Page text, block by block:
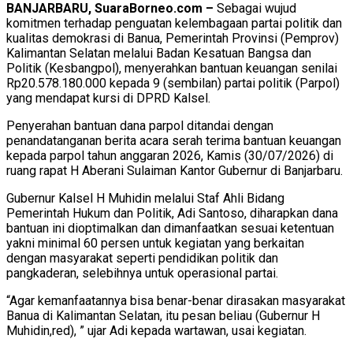
BANJARBARU, SuaraBorneo.com – Sebagai wujud
komitmen terhadap penguatan kelembagaan partai politik dan
kualitas demokrasi di Banua, Pemerintah Provinsi (Pemprov)
Kalimantan Selatan melalui Badan Kesatuan Bangsa dan
Politik (Kesbangpol), menyerahkan bantuan keuangan senilai
Rp20.578.180.000 kepada 9 (sembilan) partai politik (Parpol)
yang mendapat kursi di DPRD Kalsel.
Penyerahan bantuan dana parpol ditandai dengan
penandatanganan berita acara serah terima bantuan keuangan
kepada parpol tahun anggaran 2026, Kamis (30/07/2026) di
ruang rapat H Aberani Sulaiman Kantor Gubernur di Banjarbaru.
Gubernur Kalsel H Muhidin melalui Staf Ahli Bidang
Pemerintah Hukum dan Politik, Adi Santoso, diharapkan dana
bantuan ini dioptimalkan dan dimanfaatkan sesuai ketentuan
yakni minimal 60 persen untuk kegiatan yang berkaitan
dengan masyarakat seperti pendidikan politik dan
pangkaderan, selebihnya untuk operasional partai.
“Agar kemanfaatannya bisa benar-benar dirasakan masyarakat
Banua di Kalimantan Selatan, itu pesan beliau (Gubernur H
Muhidin,red), ” ujar Adi kepada wartawan, usai kegiatan.